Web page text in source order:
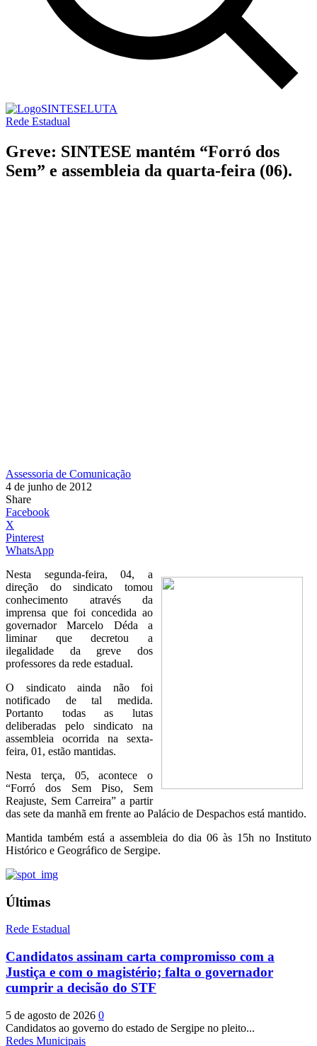
SINTESELUTA
Rede Estadual
Greve: SINTESE mantém “Forró dos
Sem” e assembleia da quarta-feira (06).
Assessoria de Comunicação
4 de junho de 2012
Share
Facebook
X
Pinterest
WhatsApp
Nesta segunda-feira, 04, a
direção do sindicato tomou
conhecimento através da
imprensa que foi concedida ao
governador Marcelo Déda a
liminar que decretou a
ilegalidade da greve dos
professores da rede estadual.
O sindicato ainda não foi
notificado de tal medida.
Portanto todas as lutas
deliberadas pelo sindicato na
assembleia ocorrida na sexta-
feira, 01, estão mantidas.
Nesta terça, 05, acontece o
“Forró dos Sem Piso, Sem
Reajuste, Sem Carreira” a partir
das sete da manhã em frente ao Palácio de Despachos está mantido.
Mantida também está a assembleia do dia 06 às 15h no Instituto
Histórico e Geográfico de Sergipe.
Últimas
Rede Estadual
Candidatos assinam carta compromisso com a
Justiça e com o magistério; falta o governador
cumprir a decisão do STF
5 de agosto de 2026 0
Candidatos ao governo do estado de Sergipe no pleito...
Redes Municipais